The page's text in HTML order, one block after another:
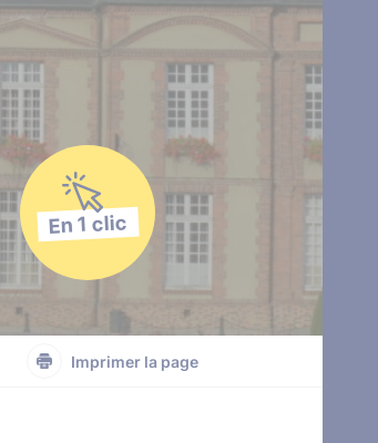
En 1 clic
Imprimer la page